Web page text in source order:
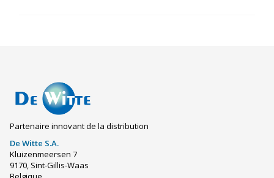
Partenaire innovant de la distribution
De Witte S.A.
Kluizenmeersen 7
9170, Sint-Gillis-Waas